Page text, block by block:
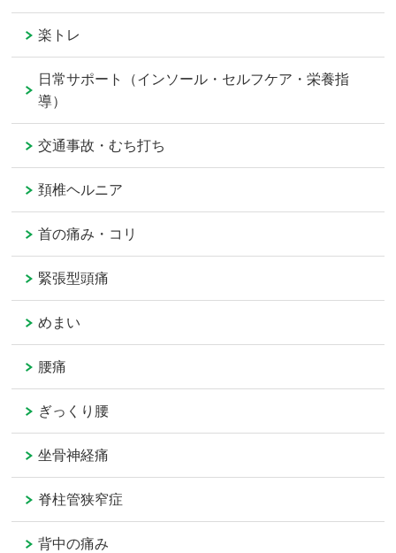
楽トレ
日常サポート（インソール・セルフケア・栄養指
導）
交通事故・むち打ち
頚椎ヘルニア
首の痛み・コリ
緊張型頭痛
めまい
腰痛
ぎっくり腰
坐骨神経痛
脊柱管狭窄症
背中の痛み